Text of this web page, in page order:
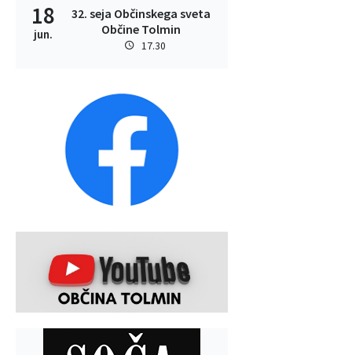
18
jun.
32. seja Občinskega sveta
Občine Tolmin
17.30